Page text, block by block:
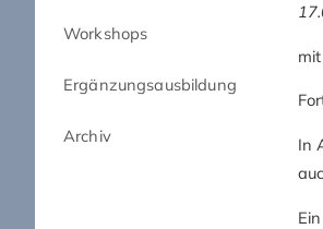
In
Navigation
Workshops
Ergänzungsausbildung
Archiv